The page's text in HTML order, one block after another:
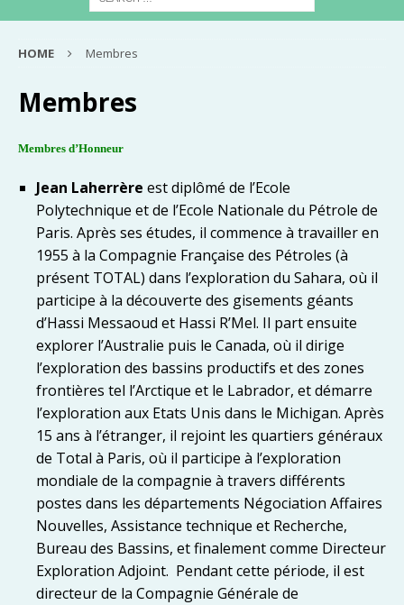
HOME Membres
Membres
Membres d’Honneur
Jean Laherrère est diplômé de l’Ecole
Polytechnique et de l’Ecole Nationale du Pétrole de
Paris. Après ses études, il commence à travailler en
1955 à la Compagnie Française des Pétroles (à
présent TOTAL) dans l’exploration du Sahara, où il
participe à la découverte des gisements géants
d’Hassi Messaoud et Hassi R’Mel. Il part ensuite
explorer l’Australie puis le Canada, où il dirige
l’exploration des bassins productifs et des zones
frontières tel l’Arctique et le Labrador, et démarre
l’exploration aux Etats Unis dans le Michigan. Après
15 ans à l’étranger, il rejoint les quartiers généraux
de Total à Paris, où il participe à l’exploration
mondiale de la compagnie à travers différents
postes dans les départements Négociation Affaires
Nouvelles, Assistance technique et Recherche,
Bureau des Bassins, et finalement comme Directeur
Exploration Adjoint. Pendant cette période, il est
directeur de la Compagnie Générale de